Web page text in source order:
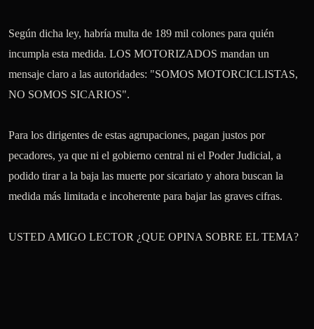
Según dicha ley, habría multa de 189 mil colones para quién
incumpla esta medida. LOS MOTORIZADOS mandan un
mensaje claro a las autoridades: "SOMOS MOTORCICLISTAS,
NO SOMOS SICARIOS".
Para los dirigentes de estas agrupaciones, pagan justos por
pecadores, ya que ni el gobierno central ni el Poder Judicial, a
podido tirar a la baja las muerte por sicariato y ahora buscan la
medida más limitada e incoherente para bajar las graves cifras.
USTED AMIGO LECTOR ¿QUE OPINA SOBRE EL TEMA?